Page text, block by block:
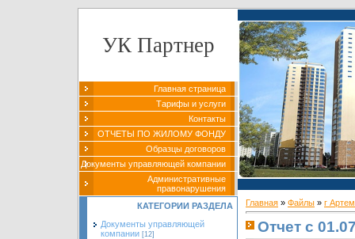
УК Партнер
Главная страница
Тарифы и услуги
Контакты
ОТЧЕТЫ ПО ЖИЛОМУ ФОНДУ
Образцы договоров
Документы управляющей компании
Административные
правонарушения
КАТЕГОРИИ РАЗДЕЛА
Документы управляющей
компании [12]
Главная » Файлы » г
Отчет с